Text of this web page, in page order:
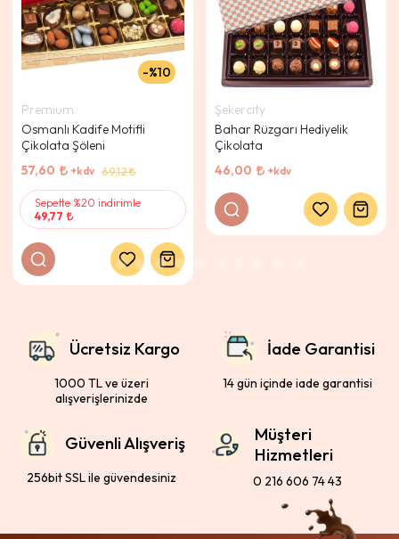
Premium
Osmanlı Kadife Motifli
Çikolata Şöleni
57,60
+kdv 69,12
%10
Sepette %20 indirimle
49,77
Şekercity
Bahar Rüzgarı Hediyelik
Çikolata
46,00
+kdv
Ücretsiz Kargo
1000 TL ve üzeri
alışverişlerinizde
İade Garantisi
14 gün içinde iade garantisi
Güvenli Alışveriş
256bit SSL ile güvendesiniz
Müşteri
Hizmetleri
0 216 606 74 43